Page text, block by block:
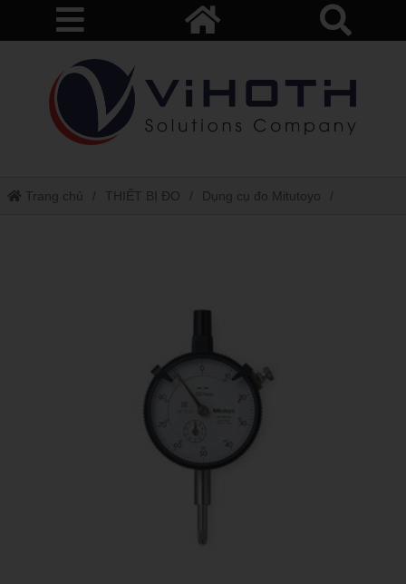
Trang chủ THIẾT BỊ ĐO Dụng cụ đo Mitutoyo